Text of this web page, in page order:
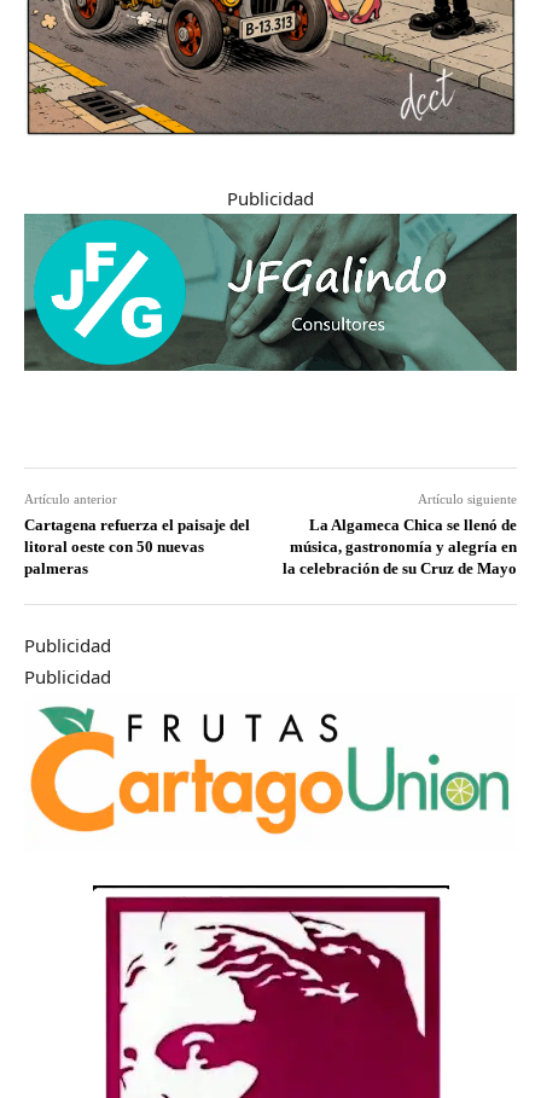
Publicidad
Artículo anterior
Cartagena refuerza el paisaje del
litoral oeste con 50 nuevas
palmeras
Artículo siguiente
La Algameca Chica se llenó de
música, gastronomía y alegría en
la celebración de su Cruz de Mayo
Publicidad
Publicidad